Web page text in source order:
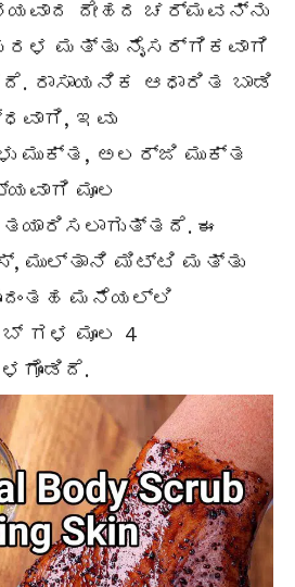
ದೇಹದ ಚರ್ಮವನ್ನು
ಸರಳ ಮತ್ತು ನೈಸರ್ಗಿಕವಾಗಿ
ರಾಸಾಯನಿಕ ಆಧಾರಿತ ಬಾಡಿ
ಇವು
ಮುಕ್ತ, ಅಲರ್ಜಿ ಮುಕ್ತ
ಮೂಲ
ಈ
ಮುಲ್ತಾನಿ ಮಿಟ್ಟಿ ಮತ್ತು
ಮನೆಯಲ್ಲಿ
ಗಳ ಮೂಲ 4